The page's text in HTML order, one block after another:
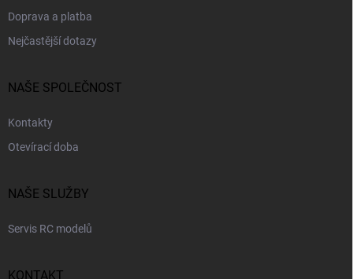
Doprava a platba
Nejčastější dotazy
NAŠE SPOLEČNOST
Kontakty
Otevírací doba
NAŠE SLUŽBY
Servis RC modelů
KONTAKT